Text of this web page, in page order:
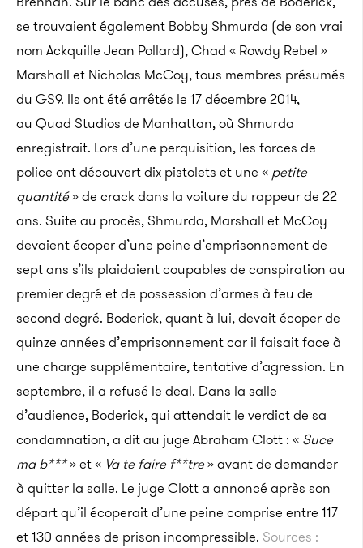
se trouvaient également Bobby Shmurda (de son vrai
nom Ackquille Jean Pollard), Chad « Rowdy Rebel »
Marshall et Nicholas McCoy, tous membres présumés
du GS9. Ils ont été arrêtés le 17 décembre 2014,
au Quad Studios de Manhattan, où Shmurda
enregistrait. Lors d’une perquisition, les forces de
police ont découvert dix pistolets et une « petite
quantité» de crack dans la voiture du rappeur de 22
ans. Suite au procès, Shmurda, Marshall et McCoy
devaient écoper d’une peine d’emprisonnement de
sept ans s’ils plaidaient coupables de conspiration au
premier degré et de possession d’armes à feu de
second degré. Boderick, quant à lui, devait écoper de
quinze années d’emprisonnement car il faisait face à
une charge supplémentaire, tentative d’agression. En
septembre, il a refusé le deal. Dans la salle
d’audience, Boderick, qui attendait le verdict de sa
condamnation, a dit au juge Abraham Clott : « Suce
ma b***» et « Va te faire f**tre» avant de demander
à quitter la salle. Le juge Clott a annoncé après son
départ qu’il écoperait d’une peine comprise entre 117
et 130 années de prison incompressible. Sources :